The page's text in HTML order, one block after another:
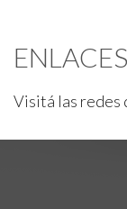
ENLACES
Visitá las redes